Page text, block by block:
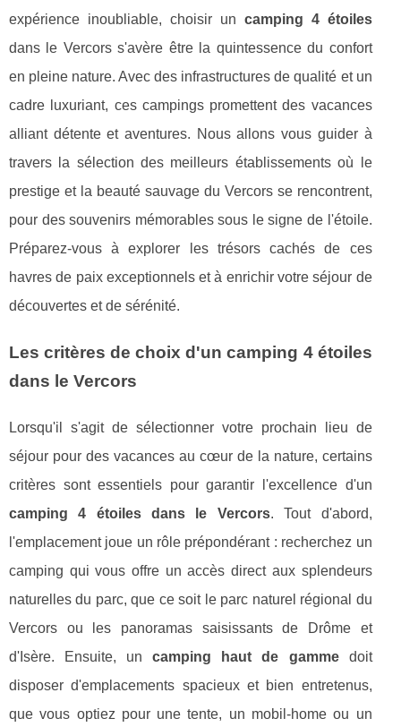
expérience inoubliable, choisir un camping 4 étoiles
dans le Vercors s'avère être la quintessence du confort
en pleine nature. Avec des infrastructures de qualité et un
cadre luxuriant, ces campings promettent des vacances
alliant détente et aventures. Nous allons vous guider à
travers la sélection des meilleurs établissements où le
prestige et la beauté sauvage du Vercors se rencontrent,
pour des souvenirs mémorables sous le signe de l'étoile.
Préparez-vous à explorer les trésors cachés de ces
havres de paix exceptionnels et à enrichir votre séjour de
découvertes et de sérénité.
Les critères de choix d'un camping 4 étoiles
dans le Vercors
Lorsqu'il s'agit de sélectionner votre prochain lieu de
séjour pour des vacances au cœur de la nature, certains
critères sont essentiels pour garantir l'excellence d'un
camping 4 étoiles dans le Vercors. Tout d'abord,
l'emplacement joue un rôle prépondérant : recherchez un
camping qui vous offre un accès direct aux splendeurs
naturelles du parc, que ce soit le parc naturel régional du
Vercors ou les panoramas saisissants de Drôme et
d'Isère. Ensuite, uncamping haut de gammedoit
disposer d'emplacements spacieux et bien entretenus,
que vous optiez pour une tente, un mobil-home ou un